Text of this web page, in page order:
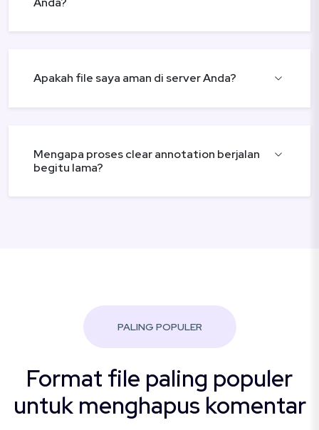
Apakah file saya aman di server Anda?
Mengapa proses clear annotation berjalan
begitu lama?
PALING POPULER
Format file paling populer
untuk menghapus komentar